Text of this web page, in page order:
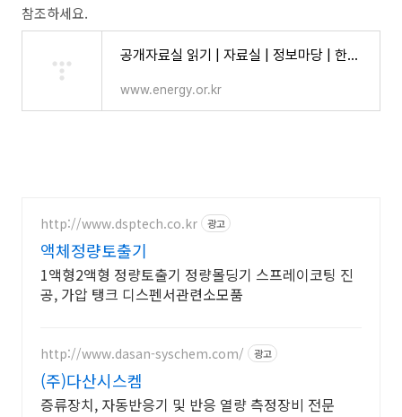
참조하세요.
공개자료실 읽기 | 자료실 | 정보마당 | 한국에너지공단
www.energy.or.kr
http://www.dsptech.co.kr 광고
액체정량토출기
1액형2액형 정량토출기 정량몰딩기 스프레이코팅 진
공, 가압 탱크 디스펜서관련소모품
http://www.dasan-syschem.com/ 광고
(주)다산시스켐
증류장치, 자동반응기 및 반응 열량 측정장비 전문